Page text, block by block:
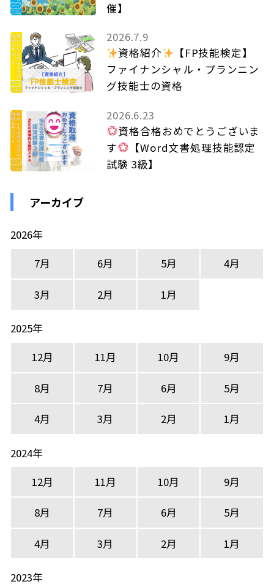
催】
2026.7.9
資格紹介
【FP技能検定】
ファイナンシャル・プランニン
グ技能士の資格
2026.6.23
資格合格おめでとうございま
す
【Word文書処理技能認定
試験 3級】
アーカイブ
2026年
7月
6月 5月 4月
3月 2月 1月
2025年
12月
11月 10月 9月
8月 7月 6月 5月
4月 3月 2月 1月
2024年
12月
11月 10月 9月
8月 7月 6月 5月
4月 3月 2月 1月
2023年